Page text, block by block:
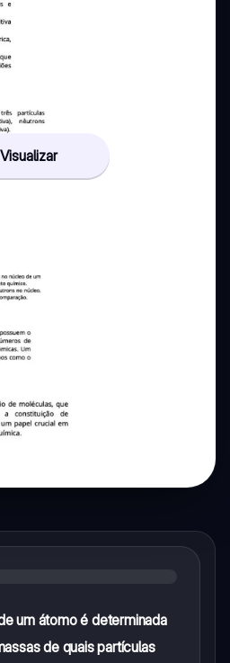
Visualizar
um átomo é determinada
de quais partículas